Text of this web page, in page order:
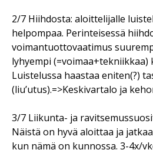
2/7 Hiihdosta: aloittelijalle
helpompaa. Perinteisessä
voimantuottovaatimus
lyhyempi
Luistelussa haastaa eniten(?)
(liu’utus).=>Keskivartalo ja
3/7 Liikunta- ja
Näistä on hyvä aloittaa ja
kun nämä on kunnossa. 3-4x/